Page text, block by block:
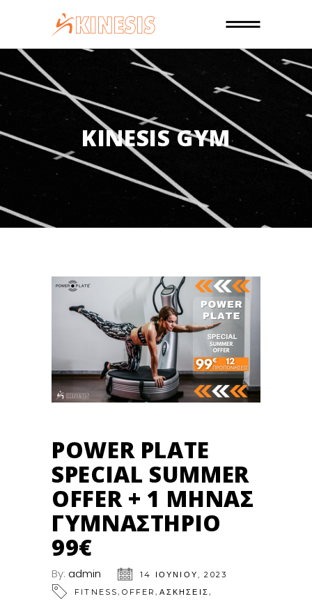
KINESIS GYM
POWER PLATE
SPECIAL SUMMER
OFFER + 1 ΜΗΝΑΣ
ΓΥΜΝΑΣΤΗΡΙΟ
99€
By: admin
14 ΙΟΥΝΊΟΥ, 2023
FITNESS,OFFER,ΑΣΚΗΣΕΙΣ,